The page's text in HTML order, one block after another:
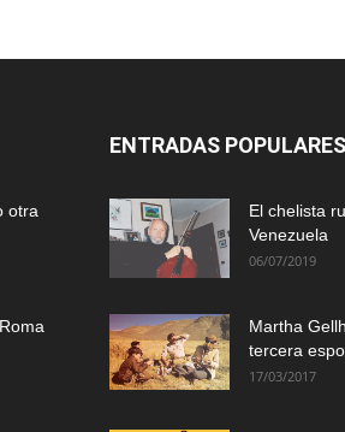
otra
ENTRADAS POPULARES
El chelista
Venezuela
06/07/2019
Martha
tercera
17/03/2017